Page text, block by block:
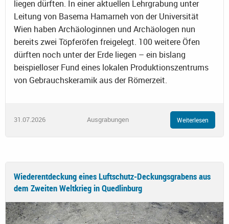
liegen dürften. In einer aktuellen Lehrgrabung unter
Leitung von Basema Hamarneh von der Universität
Wien haben Archäologinnen und Archäologen nun
bereits zwei Töpferöfen freigelegt. 100 weitere Öfen
dürften noch unter der Erde liegen – ein bislang
beispielloser Fund eines lokalen Produktionszentrums
von Gebrauchskeramik aus der Römerzeit.
31.07.2026 Ausgrabungen Weiterlesen
Wiederentdeckung eines Luftschutz-Deckungsgrabens aus
dem Zweiten Weltkrieg in Quedlinburg